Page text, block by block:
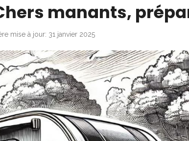
manants,
mise à jour: 31 janvier 2025